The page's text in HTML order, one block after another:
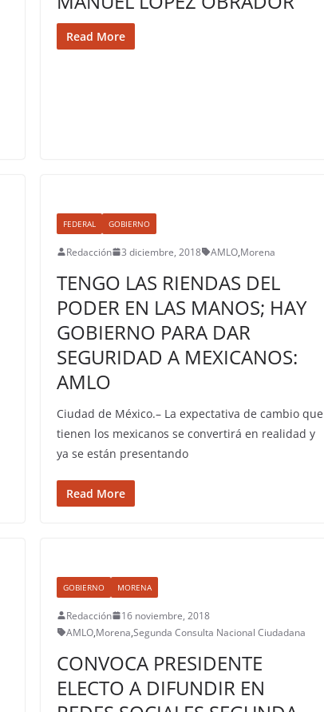
Read More
FEDERAL GOBIERNO
Redacción 3 diciembre, 2018 AMLO,Morena
TENGO LAS RIENDAS DEL
PODER EN LAS MANOS; HAY
GOBIERNO PARA DAR
SEGURIDAD A MEXICANOS:
AMLO
Ciudad de México.– La expectativa de cambio que
tienen los mexicanos se convertirá en realidad y
ya se están presentando
Read More
GOBIERNO MORENA
Redacción
16 noviembre, 2018
AMLO,Morena,Segunda Consulta Nacional Ciudadana
CONVOCA PRESIDENTE
ELECTO A DIFUNDIR EN